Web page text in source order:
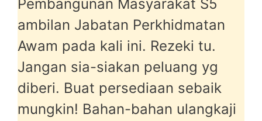
Pembangunan Masyarakat S5
ambilan Jabatan Perkhidmatan
Awam pada kali ini. Rezeki tu.
Jangan sia-siakan peluang yg
diberi. Buat persediaan sebaik
mungkin! Bahan-bahan ulangkaji